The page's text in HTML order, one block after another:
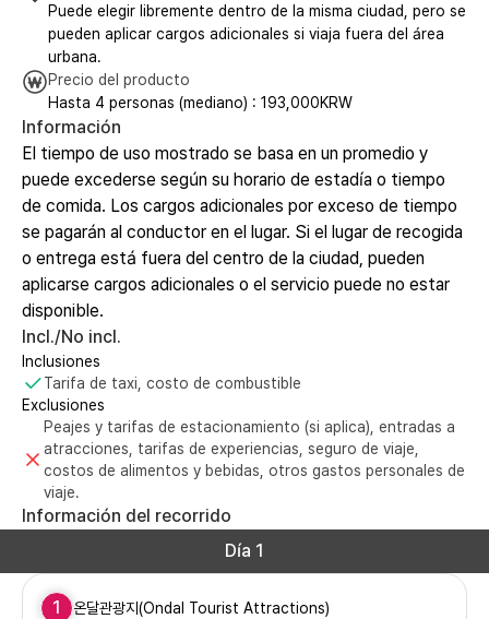
Puede elegir libremente dentro de la misma ciudad, pero se
pueden aplicar cargos adicionales si viaja fuera del área
urbana.
Precio del producto
Hasta 4 personas (mediano) : 193,000KRW
Información
El tiempo de uso mostrado se basa en un promedio y
puede excederse según su horario de estadía o tiempo
de comida. Los cargos adicionales por exceso de tiempo
se pagarán al conductor en el lugar. Si el lugar de recogida
o entrega está fuera del centro de la ciudad, pueden
aplicarse cargos adicionales o el servicio puede no estar
disponible.
Incl./No incl.
Inclusiones
Tarifa de taxi, costo de combustible
Exclusiones
Peajes y tarifas de estacionamiento (si aplica), entradas a
atracciones, tarifas de experiencias, seguro de viaje,
costos de alimentos y bebidas, otros gastos personales de
viaje.
Información del recorrido
Día 1
1 온달관광지(Ondal Tourist Attractions)